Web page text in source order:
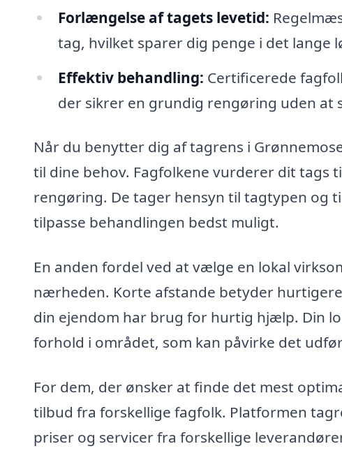
Forlængelse af tagets levetid:
tag, hvilket sparer dig penge i det lange
Effektiv behandling: Certificerede
der sikrer en grundig rengøring uden at
Når du benytter dig af tagrens i
til dine behov. Fagfolkene vurderer dit tags
rengøring. De tager hensyn til tagtypen og
tilpasse behandlingen bedst muligt.
En anden fordel ved at vælge en lokal
nærheden. Korte afstande betyder
din ejendom har brug for hurtig hjælp. Din
forhold i området, som kan påvirke det
For dem, der ønsker at finde det mest
tilbud fra forskellige fagfolk. Platformen
priser og servicer fra forskellige